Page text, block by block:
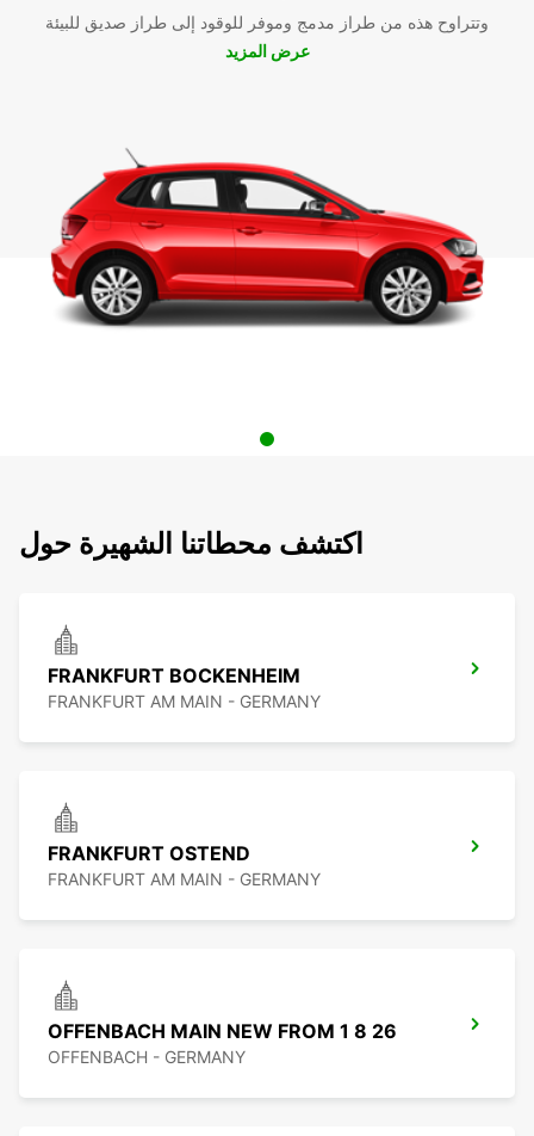
وتتراوح هذه من طراز مدمج وموفر للوقود إلى طراز صديق للبيئة
عرض المزيد
اكتشف محطاتنا الشهيرة حول
FRANKFURT BOCKENHEIM
FRANKFURT AM MAIN - GERMANY
FRANKFURT OSTEND
FRANKFURT AM MAIN - GERMANY
OFFENBACH MAIN NEW FROM 1 8 26
OFFENBACH - GERMANY